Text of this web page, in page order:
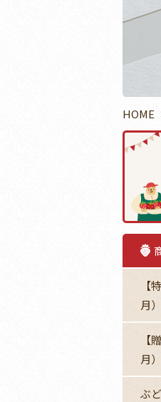
HOME
【
月
【
月
ぶ